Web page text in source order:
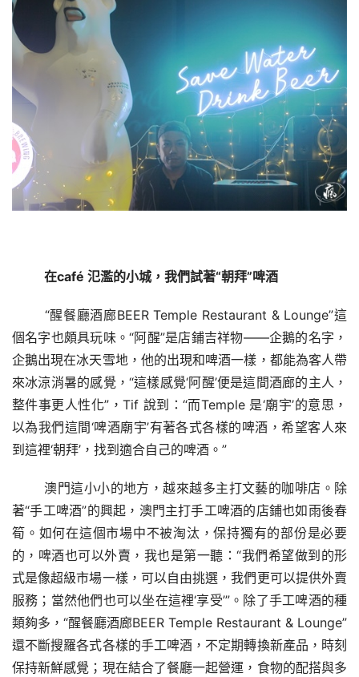
在café 氾濫的小城，我們試著“朝拜”啤酒
“醒餐廳酒廊BEER Temple Restaurant & Lounge”這
個名字也頗具玩味。“阿醒”是店鋪吉祥物——企鵝的名字，
企鵝出現在冰天雪地，他的出現和啤酒一樣，都能為客人帶
來冰涼消暑的感覺，“這樣感覺‘阿醒’便是這間酒廊的主人，
整件事更人性化” ，Tif 說到：“而Temple 是‘廟宇’的意思，
以為我們這間‘啤酒廟宇’有著各式各樣的啤酒，希望客人來
到這裡‘朝拜’，找到適合自己的啤酒。”
澳門這小小的地方，越來越多主打文藝的咖啡店。除
著“手工啤酒”的興起，澳門主打手工啤酒的店鋪也如雨後春
筍。如何在這個市場中不被淘汰，保持獨有的部份是必要
的，啤酒也可以外賣，我也是第一聽：“我們希望做到的形
式是像超級市場一樣，可以自由挑選，我們更可以提供外賣
服務；當然他們也可以坐在這裡‘享受’”。除了手工啤酒的種
類夠多，“醒餐廳酒廊BEER Temple Restaurant & Lounge”
還不斷搜羅各式各樣的手工啤酒，不定期轉換新產品，時刻
保持新鮮感覺；現在結合了餐廳一起營運，食物的配搭與多